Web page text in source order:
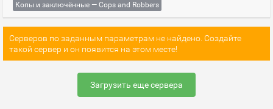
Копы и заключённые — Cops and Robbers
Серверов по заданным параметрам не найдено. Создайте
такой сервер и он появится на этом месте!
Загрузить еще сервера